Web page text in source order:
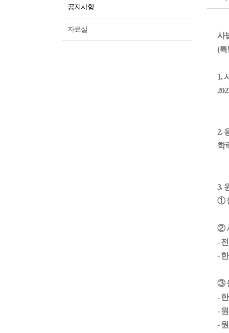
사
(특
1.
202
2.
학
3.
①
②
-
-
③
-
-
-
공지사항
자료실